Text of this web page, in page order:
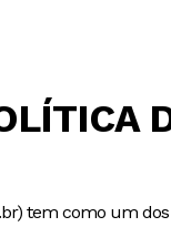
tem como um